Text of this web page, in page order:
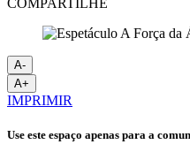
COMPARTILHE
A-
A+
IMPRIMIR
Use este espaço apenas para a